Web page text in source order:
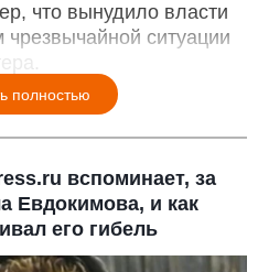
что вынудило власти
ситуации
полностью
вспоминает, за
Евдокимова, и как
его гибель